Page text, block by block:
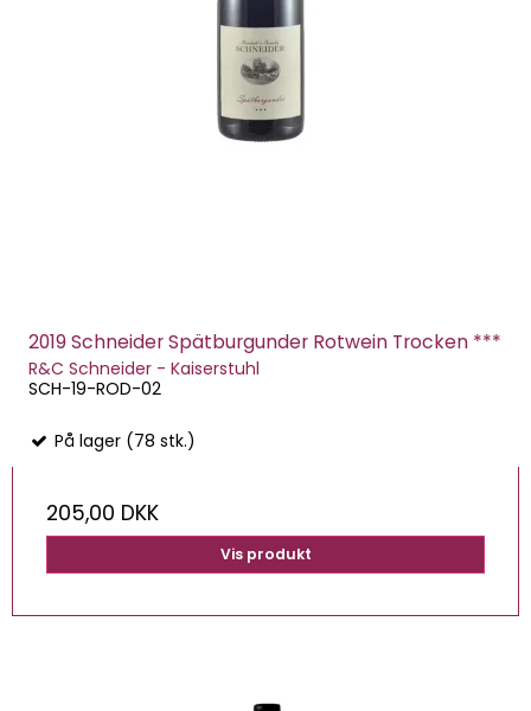
2019 Schneider Spätburgunder Rotwein Trocken ***
R&C Schneider - Kaiserstuhl
SCH-19-ROD-02
På lager (78 stk.)
205,00 DKK
Vis produkt